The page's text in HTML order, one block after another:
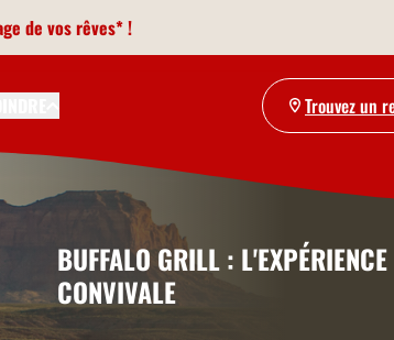
de vos rêves* !
Trouvez un
BUFFALO GRILL :
CONVIVALE